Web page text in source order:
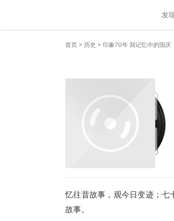
发
首页 > 历史 > 印象70年 我记忆中的国庆
忆往昔故事，观今日变迹；七
故事。